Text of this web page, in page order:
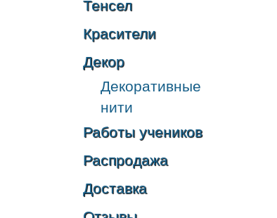
Тенсел
Красители
Декор
Декоративные
нити
Работы учеников
Распродажа
Доставка